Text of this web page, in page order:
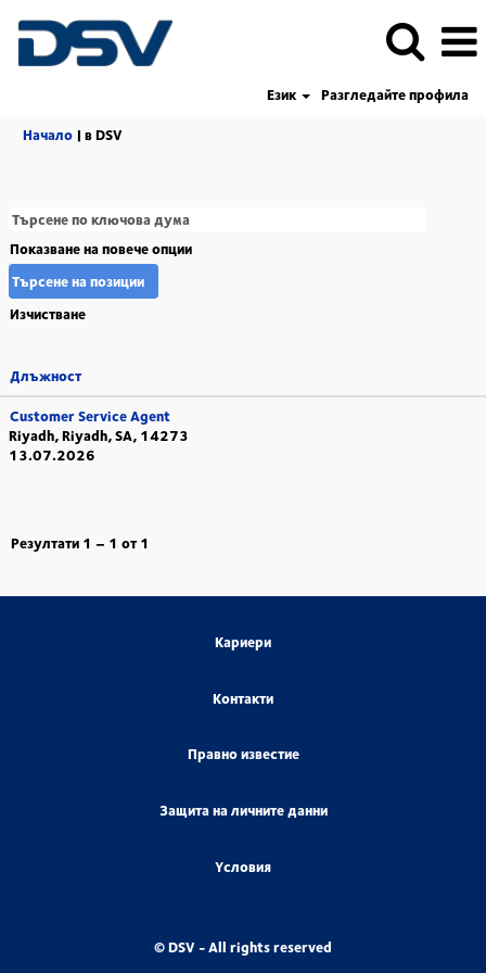
Език
Разгледайте профила
Начало | в DSV(настояща
Показване на повече опции
Изчистване
Длъжност
Customer Service Agent
Riyadh, Riyadh, SA, 14273
13.07.2026
Резултати 1 – 1 от 1
Кариери
Контакти
Правно известие
Защита на личните данни
Yсловия
© DSV - All rights reserved